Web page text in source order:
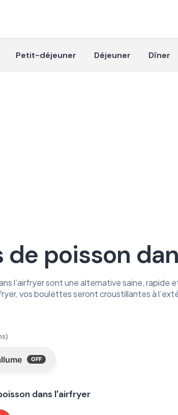
Petit-déjeuner Déjeuner Dîner
de poisson
l’airfryer sont une alternative saine,
vos boulettes seront croustillantes à
dans l'airfryer